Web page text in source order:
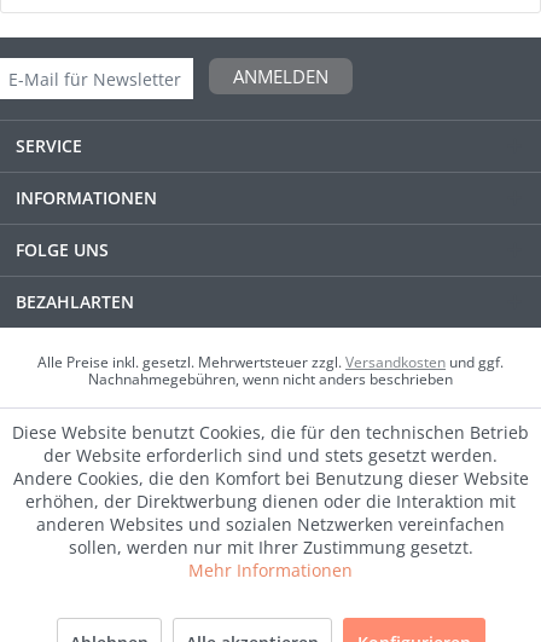
ANMELDEN
SERVICE
INFORMATIONEN
FOLGE UNS
BEZAHLARTEN
Alle Preise inkl. gesetzl. Mehrwertsteuer zzgl.Versandkosten und ggf.
Nachnahmegebühren, wenn nicht anders beschrieben
Diese Website benutzt Cookies, die für den technischen Betrieb
der Website erforderlich sind und stets gesetzt werden.
Andere Cookies, die den Komfort bei Benutzung dieser Website
erhöhen, der Direktwerbung dienen oder die Interaktion mit
anderen Websites und sozialen Netzwerken vereinfachen
sollen, werden nur mit Ihrer Zustimmung gesetzt.
Mehr Informationen